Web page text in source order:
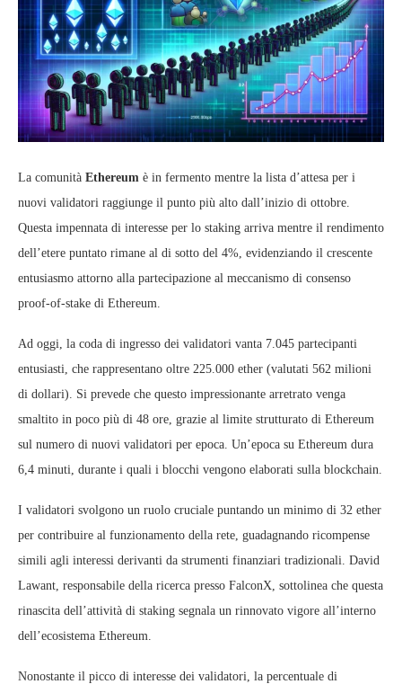
La comunità Ethereum è in fermento mentre la lista d’attesa per i
nuovi validatori raggiunge il punto più alto dall’inizio di ottobre.
Questa impennata di interesse per lo staking arriva mentre il rendimento
dell’etere puntato rimane al di sotto del 4%, evidenziando il crescente
entusiasmo attorno alla partecipazione al meccanismo di consenso
proof-of-stake di Ethereum.
Ad oggi, la coda di ingresso dei validatori vanta 7.045 partecipanti
entusiasti, che rappresentano oltre 225.000 ether (valutati 562 milioni
di dollari). Si prevede che questo impressionante arretrato venga
smaltito in poco più di 48 ore, grazie al limite strutturato di Ethereum
sul numero di nuovi validatori per epoca. Un’epoca su Ethereum dura
6,4 minuti, durante i quali i blocchi vengono elaborati sulla blockchain.
I validatori svolgono un ruolo cruciale puntando un minimo di 32 ether
per contribuire al funzionamento della rete, guadagnando ricompense
simili agli interessi derivanti da strumenti finanziari tradizionali. David
Lawant, responsabile della ricerca presso FalconX, sottolinea che questa
rinascita dell’attività di staking segnala un rinnovato vigore all’interno
dell’ecosistema Ethereum.
Nonostante il picco di interesse dei validatori, la percentuale di